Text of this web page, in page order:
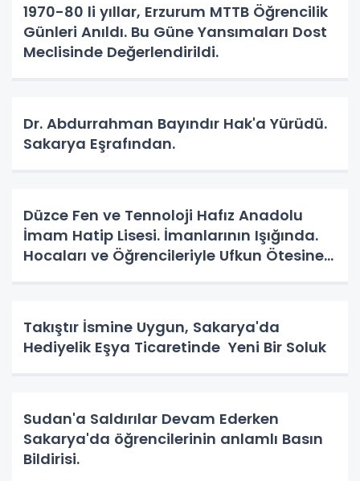
1970-80 li yıllar, Erzurum MTTB Öğrencilik
Günleri Anıldı. Bu Güne Yansımaları Dost
Meclisinde Değerlendirildi.
Dr. Abdurrahman Bayındır Hak'a Yürüdü.
Sakarya Eşrafından.
Düzce Fen ve Tennoloji Hafız Anadolu
İmam Hatip Lisesi. İmanlarının Işığında.
Hocaları ve Öğrencileriyle Ufkun Ötesine
Takıştır İsmine Uygun, Sakarya'da
Hediyelik Eşya Ticaretinde Yeni Bir Soluk
Sudan'a Saldırılar Devam Ederken
Sakarya'da öğrencilerinin anlamlı Basın
Bildirisi.